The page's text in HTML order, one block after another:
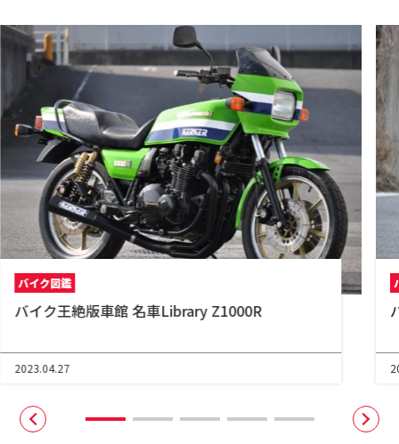
バイク図鑑
バイク王絶版車館 名車Library Z1000R
2023.04.27